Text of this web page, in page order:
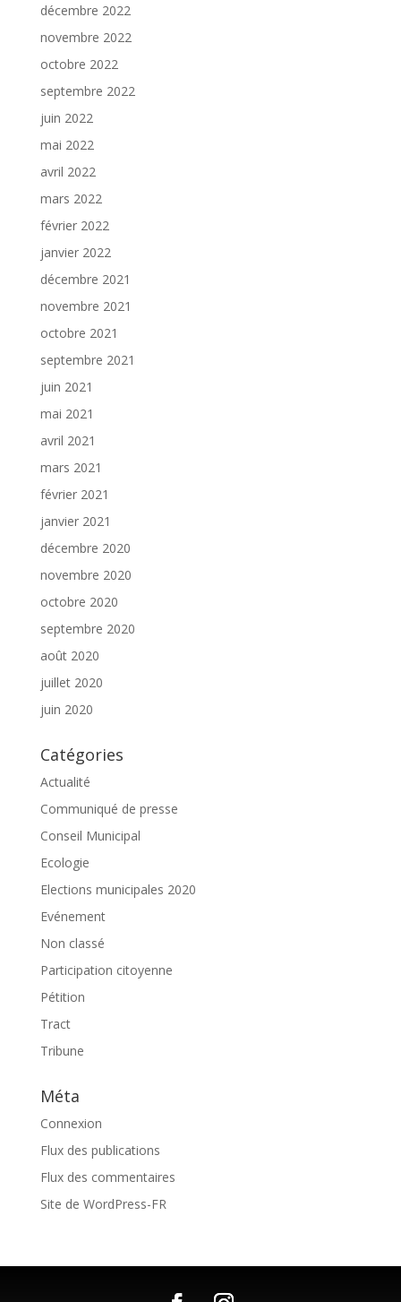
décembre 2022
novembre 2022
octobre 2022
septembre 2022
juin 2022
mai 2022
avril 2022
mars 2022
février 2022
janvier 2022
décembre 2021
novembre 2021
octobre 2021
septembre 2021
juin 2021
mai 2021
avril 2021
mars 2021
février 2021
janvier 2021
décembre 2020
novembre 2020
octobre 2020
septembre 2020
août 2020
juillet 2020
juin 2020
Catégories
Actualité
Communiqué de presse
Conseil Municipal
Ecologie
Elections municipales 2020
Evénement
Non classé
Participation citoyenne
Pétition
Tract
Tribune
Méta
Connexion
Flux des publications
Flux des commentaires
Site de WordPress-FR